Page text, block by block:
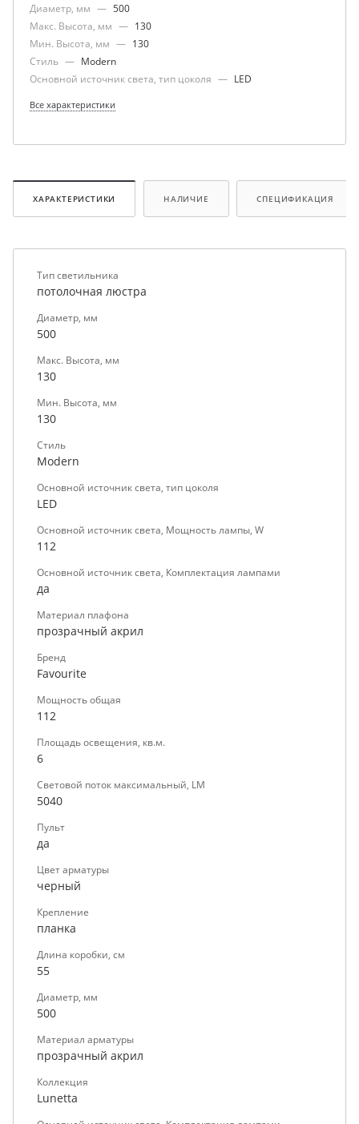
Диаметр, мм — 500
Макс. Высота, мм — 130
Мин. Высота, мм — 130
Стиль — Modern
Основной источник света, тип цоколя — LED
Все характеристики
ХАРАКТЕРИСТИКИ НАЛИЧИЕ СПЕЦИФИКАЦИЯ
Тип светильника
потолочная люстра
Диаметр, мм
500
Макс. Высота, мм
130
Мин. Высота, мм
130
Стиль
Modern
Основной источник света, тип цоколя
LED
Основной источник света, Мощность лампы, W
112
Основной источник света, Комплектация лампами
да
Материал плафона
прозрачный акрил
Бренд
Favourite
Мощность общая
112
Площадь освещения, кв.м.
6
Световой поток максимальный, LM
5040
Пульт
да
Цвет арматуры
черный
Крепление
планка
Длина коробки, см
55
Диаметр, мм
500
Материал арматуры
прозрачный акрил
Коллекция
Lunetta